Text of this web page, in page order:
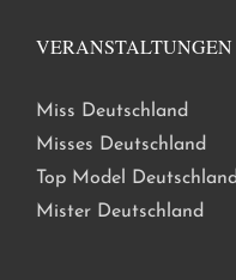
VERANSTALTUNGEN
Miss Deutschland
Misses Deutschland
Top Model
Mister Deutschland